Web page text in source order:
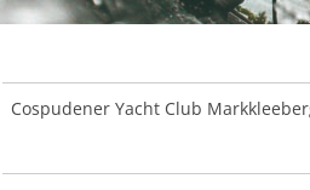
Cospudener Yacht Club